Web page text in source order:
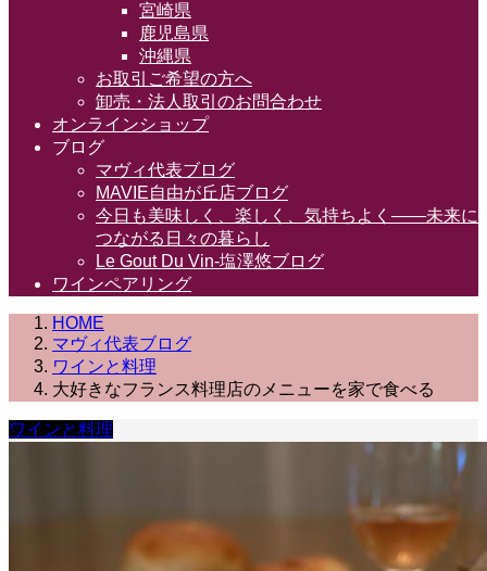
宮崎県
鹿児島県
沖縄県
お取引ご希望の方へ
卸売・法人取引のお問合わせ
オンラインショップ
ブログ
マヴィ代表ブログ
MAVIE自由が丘店ブログ
今日も美味しく、楽しく、気持ちよく――未来に
つながる日々の暮らし
Le Gout Du Vin-塩澤悠ブログ
ワインペアリング
HOME
マヴィ代表ブログ
ワインと料理
大好きなフランス料理店のメニューを家で食べる
ワインと料理